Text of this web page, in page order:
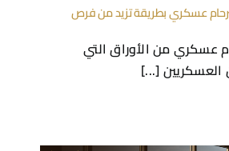
عسكري بطريقة تزيد من فرص
عسكري من الأوراق التي
العسكريين [...]